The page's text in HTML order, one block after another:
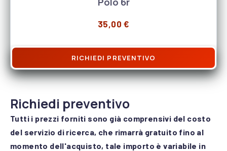
35,00 €
RICHIEDI PREVENTIVO
Richiedi preventivo
Tutti i prezzi forniti sono già comprensivi del costo
del servizio di ricerca, che rimarrà gratuito fino al
momento dell'acquisto, tale importo è variabile in